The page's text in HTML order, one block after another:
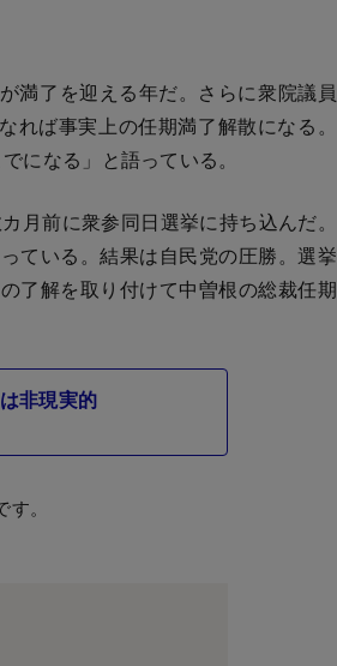
満了を迎える年だ。さらに衆院議員
ば事実上の任期満了解散になる。
になる」と語っている。
前に衆参同日選挙に持ち込んだ。
ている。結果は自民党の圧勝。選挙
了解を取り付けて中曽根の総裁任期
非現実的
。